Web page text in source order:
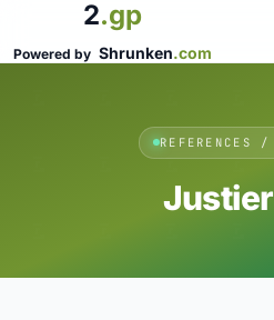
2.gp
Powered by Shrunken.com
REFERENCES /